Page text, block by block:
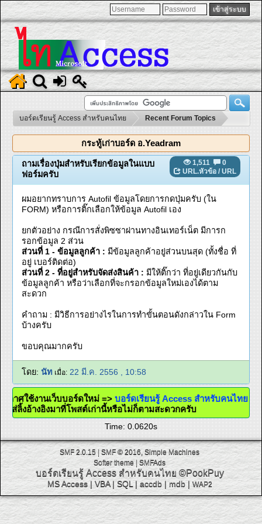
บอร์ดเรียนรู้ Access สำหรับคนไทย Recent Forum Topics
กระทู้เก่าบอร์ด อ.Yeadram
1,511
0
URL.หัวข้อ / URL
ถามเรื่องปุ่มสำหรับเรียกข้อมูลในแบบ
ฟอร์มครับ
ผมอยากทราบการ Autofil ข้อมูลโดยการกดปุ่มครับ (ใน
FORM) หรือการติ๊กเลือกให้ข้อมูล Autofil เอง
ยกตัวอย่าง กรณีการสั่งพิซซาผ่านทางอินเทอร์เน็ต มีการก
รอกข้อมูล 2 ส่วน
ส่วนที่ 1 - ข้อมูลลูกค้า : มีข้อมูลลูกค้าอยู่ส่วนบนสุด (ทั้งชื่อ ที่
อยู่ เบอร์ติดต่อ)
ส่วนที่ 2 - ที่อยู่สำหรับจัดส่งสินค้า : มีให้ติ๊กว่า ที่อยู่เดียวกันกับ
ข้อมูลลูกค้า หรือว่าเลือกที่จะกรอกข้อมูลใหม่เองได้ตาม
สะดวก
คำถาม : มีวิธีการอย่างไรในการทำขั้นตอนดังกล่าวใน Form
บ้างครับ
ขอบคุณมากครับ
โดย: นัท เมื่อ: 22 มี.ค. 2556 , 10:58
ะกาศใช้งานเว็บบอร์ดใหม่ =>บอร์ดเรียนรู้ Access สำหรับคนไทย
ะใส่ลิ้งอ้างอิงมาที่โพสต์เก่านี้หรือไม่ก็ตามสะดวกครับ
Time: 0.0620s
SMF 2.0.15 |SMF © 2016 Simple Machines
Softer theme
SMFAds
บอร์ดเรียนรู้ Access สำหรับคนไทย ©PookPuy
MS Access| VBA| SQL | accdb| mdb| WAP2